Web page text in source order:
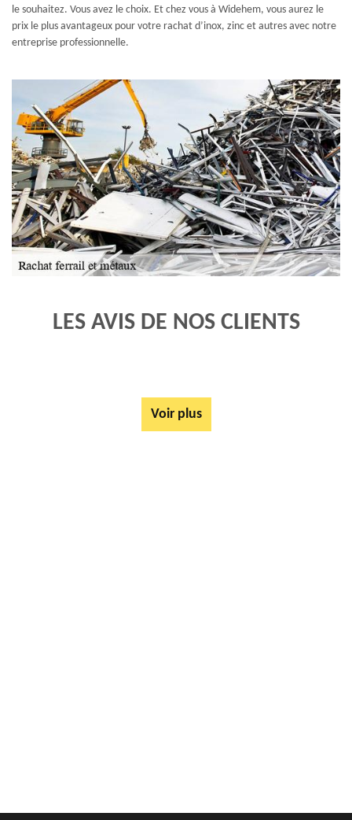
le souhaitez. Vous avez le choix. Et chez vous à Widehem, vous aurez le
prix le plus avantageux pour votre rachat d’inox, zinc et autres avec notre
entreprise professionnelle.
LES AVIS DE NOS CLIENTS
Voir plus